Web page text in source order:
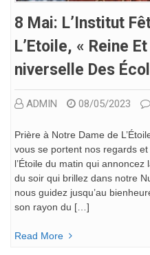
8 Mai: L’Institut
L’Etoile, « Reine
Niverselle Des
ADMIN 08/05/2023
Prière à Notre Dame de
vous se portent nos regards
l’Étoile du matin qui annoncez
du soir qui brillez dans notre
nous guidez jusqu’au
son rayon du […]
Read More